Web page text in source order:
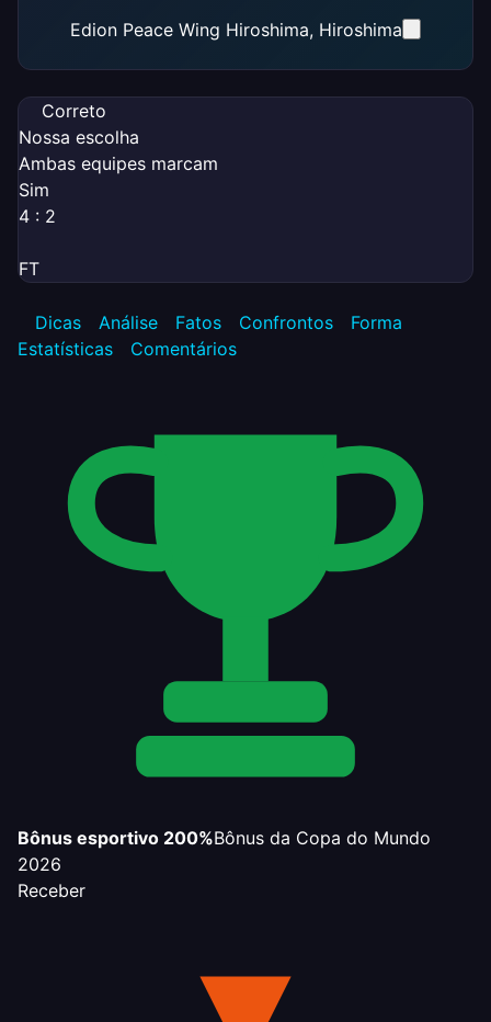
Edion Peace Wing Hiroshima, Hiroshima
Correto
Nossa escolha
Ambas equipes marcam
Sim
4 : 2
FT
Dicas Análise Fatos Confrontos
Forma
Estatísticas
Comentários
Bônus esportivo 200%Bônus da Copa do Mundo
2026
Receber